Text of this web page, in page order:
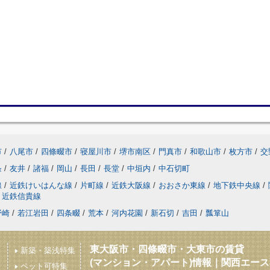
/ 八尾市 / 四條畷市 / 寝屋川市 / 堺市南区 / 門真市 / 和歌山市 / 枚方市 / 交
/ 友井 / 諸福 / 岡山 / 長田 / 長堂 / 中垣内 / 中石切町
/ 近鉄けいはんな線 / 片町線 / 近鉄大阪線 / おおさか東線 / 地下鉄中央線 /
近鉄信貴線
崎 / 若江岩田 / 四条畷 / 荒本 / 河内花園 / 新石切 / 吉田 / 瓢箪山
新築・築浅特集
ペット可特集
東大阪市・四條畷市・大東市の賃貸
(マンション・アパート)情報｜関西エー